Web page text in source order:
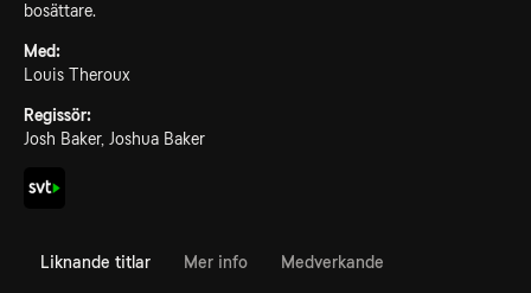
bosättare.
Med:
Louis Theroux
Regissör:
Josh Baker, Joshua Baker
Liknande titlar Mer info Medverkande